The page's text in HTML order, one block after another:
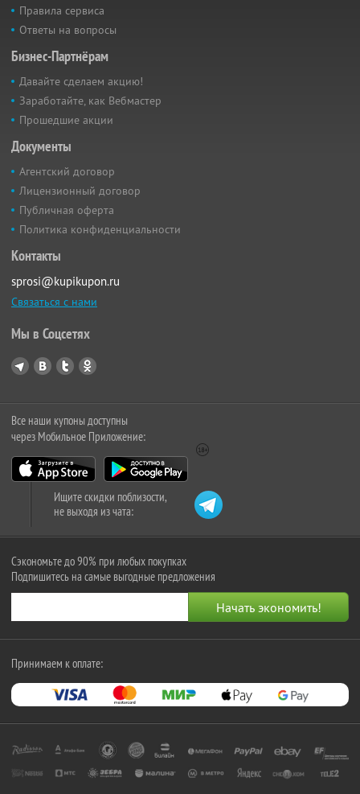
Правила сервиса
Ответы на вопросы
Бизнес-Партнёрам
Давайте сделаем акцию!
Заработайте, как Вебмастер
Прошедшие акции
Документы
Агентский договор
Лицензионный договор
Публичная оферта
Политика конфиденциальности
Контакты
sprosi@kupikupon.ru
Связаться с нами
Мы в Соцсетях
Все наши купоны доступны
через Мобильное Приложение:
Ищите скидки поблизости,
не выходя из чата:
Сэкономьте до 90% при любых покупках
Подпишитесь на самые выгодные предложения
Принимаем к оплате: